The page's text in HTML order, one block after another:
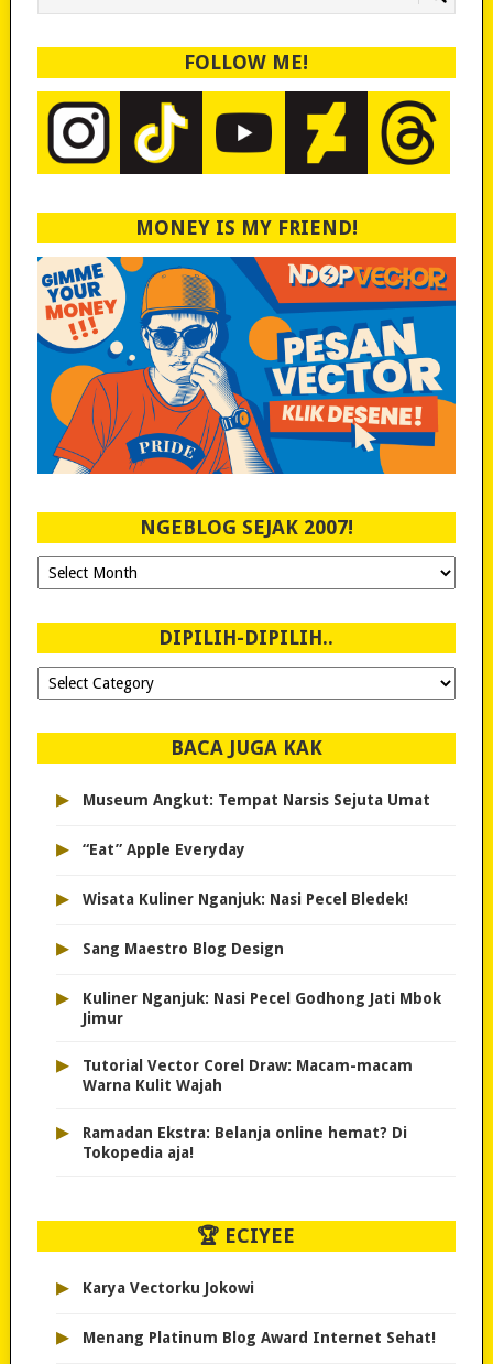
FOLLOW ME!
MONEY IS MY FRIEND!
NGEBLOG SEJAK 2007!
Ngeblog
Sejak
DIPILIH-DIPILIH..
Dipilih-
dipilih..
BACA JUGA KAK
▸ Museum Angkut: Tempat Narsis Sejuta Umat
▸ “Eat” Apple Everyday
▸ Wisata Kuliner Nganjuk: Nasi Pecel Bledek!
▸ Sang Maestro Blog Design
▸
Kuliner Nganjuk: Nasi Pecel Godhong Jati Mbok
Jimur
▸
Tutorial Vector Corel Draw: Macam-macam
Warna Kulit Wajah
▸
Ramadan Ekstra: Belanja online hemat? Di
Tokopedia aja!
🏆 ECIYEE
▸ Karya Vectorku Jokowi
▸ Menang Platinum Blog Award Internet Sehat!